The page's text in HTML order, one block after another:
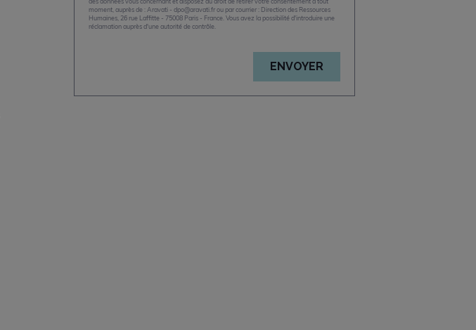
moment, auprès de : Aravati - dpo@aravati.fr ou par courrier : Direction des Ressources
Humaines, 26 rue Laffitte - 75008 Paris - France. Vous avez la possibilité d'introduire une
réclamation auprès d'une autorité de contrôle.